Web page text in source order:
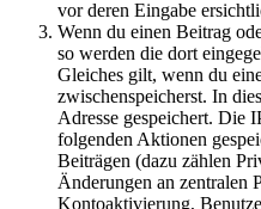
vor deren Eingabe
Wenn du einen Beitrag
so werden die dort
Gleiches gilt, wenn du
zwischenspeicherst. In
Adresse gespeichert. Die
folgenden Aktionen
Beiträgen (dazu zählen
Änderungen an zentralen
Kontoaktivierung,